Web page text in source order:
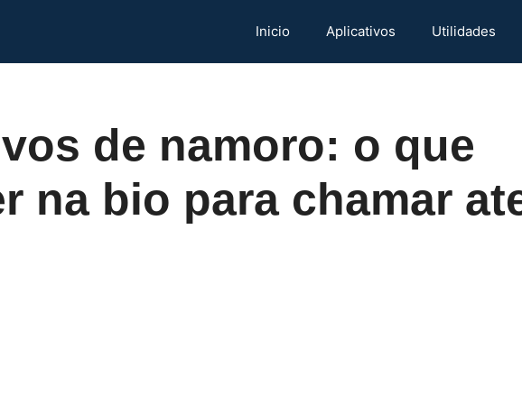
Inicio Aplicativos Utilidades
de namoro: o que
na bio para chamar